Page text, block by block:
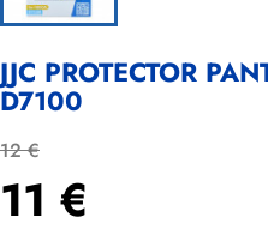
JJC PROTECTOR
D7100
12 €
11 €